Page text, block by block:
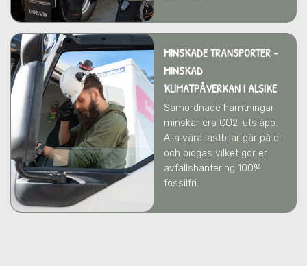
MINSKADE TRANSPORTER -
MINSKAD
KLIMATPÅVERKANI ALSIKE
Samordnade hämtningar
minskar era CO2-utsläpp.
Alla våra lastbilar går på el
och biogas vilket gör er
avfallshantering 100%
fossilfri.